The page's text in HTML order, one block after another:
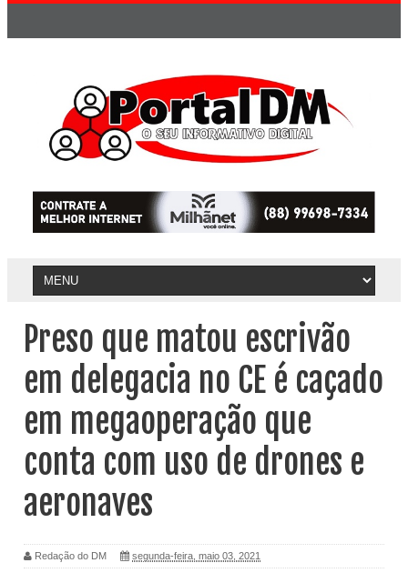
Preso que matou escrivão
em delegacia no CE é caçado
em megaoperação que
conta com uso de drones e
aeronaves
Redação do DM segunda-feira, maio 03, 2021